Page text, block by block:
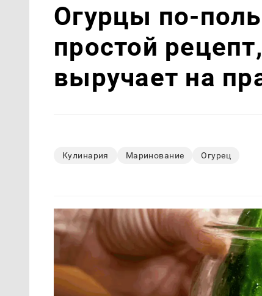
Огурцы
простой
выручает на
Кулинария Маринование Огурец